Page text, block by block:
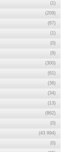
(1)
(209)
(67)
(1)
(0)
(9)
(300)
(61)
(36)
(34)
(13)
(862)
(0)
(43 994)
(0)